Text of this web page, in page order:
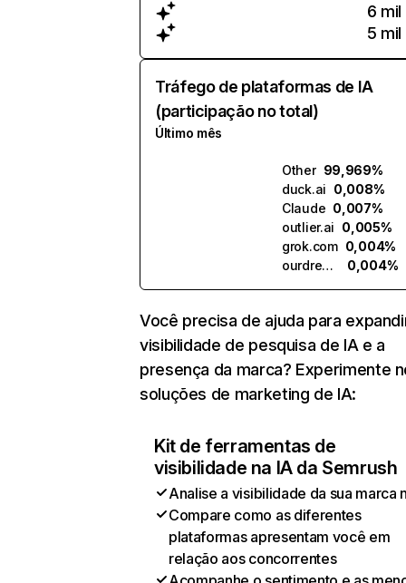
6 mil
5 mil
Tráfego de plataformas de IA
(participação no total)
Último mês
Other 99,969%
duck.ai 0,008%
Claude 0,007%
outlier.ai 0,005%
grok.com 0,004%
ourdream.ai
0,004%
Você precisa de ajuda para
visibilidade de pesquisa de IA e a
presença da marca? Experimente
soluções de marketing de IA:
Kit de ferramentas de
visibilidade na IA da Semrush
Analise a visibilidade da sua marca
Compare como as diferentes
plataformas apresentam você em
relação aos concorrentes